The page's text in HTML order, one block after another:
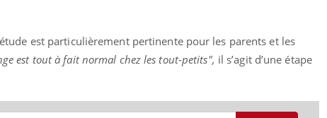
est particulièrement pertinente pour les parents et les
est tout à fait normal chez les tout-petits", il s’agit d’une étape